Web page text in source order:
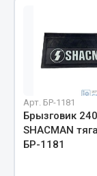
Прокладки
Рукава
Весь раздел
Арт. БР-1181
Брызговик
SHACMAN
БР-1181